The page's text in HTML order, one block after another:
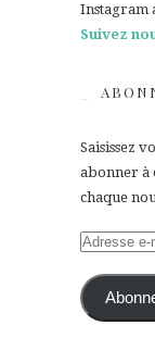
Instagram
Suivez
Saisissez
abonner à
chaque
Adresse
mail